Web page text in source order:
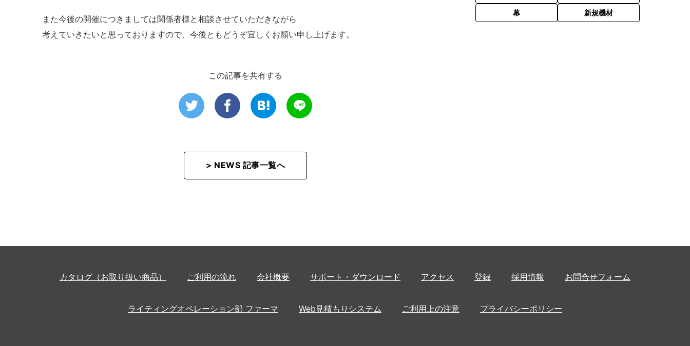
また今後の開催につきましては関係者様と相談させていただきながら
考えていきたいと思っておりますので、今後ともどうぞ宜しくお願い申し上げます。
この記事を共有する
> NEWS 記事一覧へ
幕 新規機材
カタログ（お取り扱い商品） ご利用の流れ 会社概要 サポート・ダウンロード アクセス 登録 採用情報 お問合せフォーム
ライティングオペレーション部 ファーマ Web見積もりシステム ご利用上の注意 プライバシーポリシー